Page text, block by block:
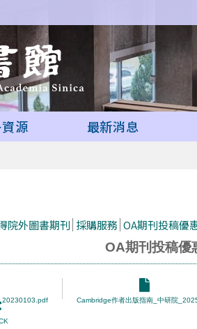
源 最新消息
院外圖書期刊 採購服務 OA期刊投稿優
OA期刊投稿優
Cambridge作者出版指南_中研院